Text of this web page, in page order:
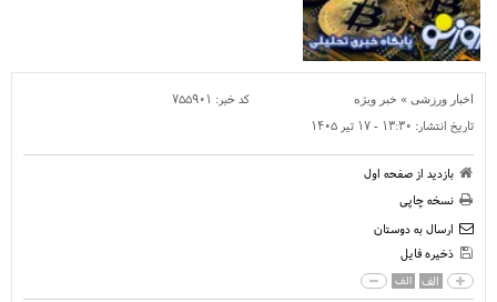
اخبار ورزشی » خبر ویژه کد خبر: ۷۵۵۹۰۱
تاریخ انتشار: ۱۳:۳۰ - ۱۷ تير ۱۴۰۵
بازدید از صفحه اول
نسخه چاپی
ارسال به دوستان
ذخیره فایل
الف الف